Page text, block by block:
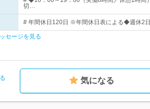
切…
# 年間休日120日 ※年間休日表による◆週休
セージを見る
気になる